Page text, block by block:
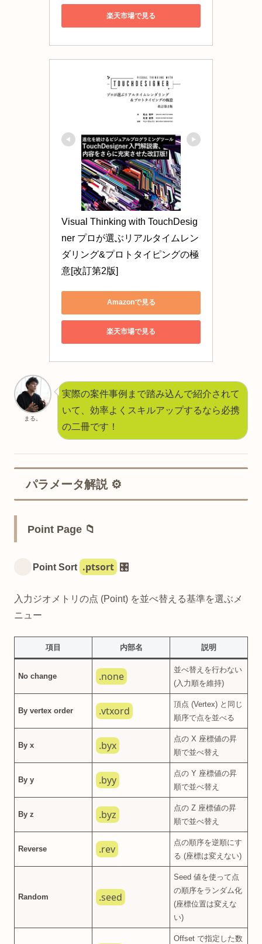
楽天市場で見る
Visual Thinking with TouchDesig
ner プロが選ぶリアルタイムレン
ダリング&プロトタイピングの極
意[改訂第2版]
Amazonで見る
楽天市場で見る
まる。
実際の案件事例まで踏み込んで紹介されて
いて、効率よくスキルアップするなら必携
の二冊です！
パラメータ解説 ⚙️
Point Page 📁
Point Sort .ptsort 🎛️
入力ジオメトリの点 (Point) を並べ替える基準を選ぶメ
ニュー
項目 内部名 説明
No change .none
並べ替えを行わない
(入力順を維持)
By vertex order .vtxord
頂点 (Vertex) と同じ
順序で点を並べる
By x .byx
点の X 座標値の昇
順で並べ替え
By y .byy
点の Y 座標値の昇
順で並べ替え
By z .byz
点の Z 座標値の昇
順で並べ替え
Reverse .rev
点の順序を逆順にす
る (座標は変えない)
Random .seed
Seed 値を使って点
の順序をランダム化
(座標位置は変えな
い)
Offset で指定した数